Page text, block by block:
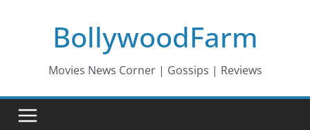
BollywoodFarm
Movies News Corner | Gossips | Reviews